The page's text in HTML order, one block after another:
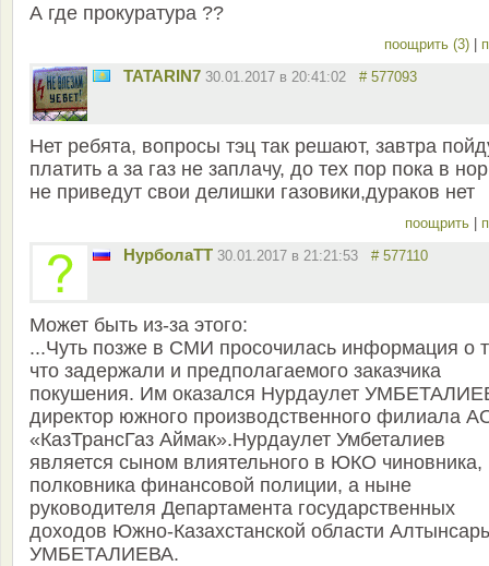
А где прокуратура ??
поощрить (3) |
TATARIN7 30.01.2017 в 20:41:02 # 577093
Нет ребята, вопросы тэц так решают, завтра
платить а за газ не заплачу, до тех пор пока в
не приведут свои делишки газовики,дураков нет
поощрить |
НурболаТТ 30.01.2017 в 21:21:53 # 577110
Может быть из-за этого:
...Чуть позже в СМИ просочилась информация о
что задержали и предполагаемого заказчика
покушения. Им оказался Нурдаулет
директор южного производственного филиала
«КазТрансГаз Аймак».Нурдаулет Умбеталиев
является сыном влиятельного в ЮКО чиновника,
полковника финансовой полиции, а ныне
руководителя Департамента государственных
доходов Южно-Казахстанской области
УМБЕТАЛИЕВА.